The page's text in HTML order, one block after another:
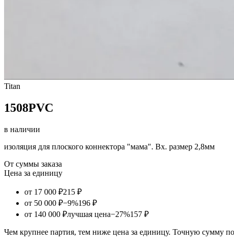
Titan
1508PVC
в наличии
изоляция для плоского коннектора "мама". Вх. размер 2,8мм
От суммы заказа
Цена за единицу
от 17 000 ₽215 ₽
от 50 000 ₽−9%196 ₽
от 140 000 ₽лучшая цена−27%157 ₽
Чем крупнее партия, тем ниже цена за единицу. Точную сумму